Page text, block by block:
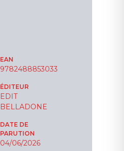
EAN
9782488853033
ÉDITEUR
EDIT
BELLADONE
DATE DE
PARUTION
04/06/2026